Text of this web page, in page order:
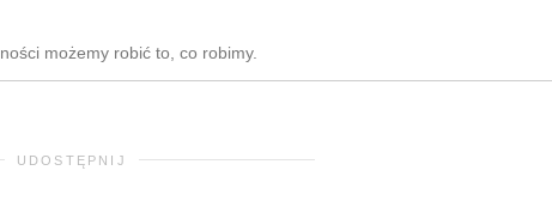
możemy robić to, co robimy.
UDOSTĘPNIJ